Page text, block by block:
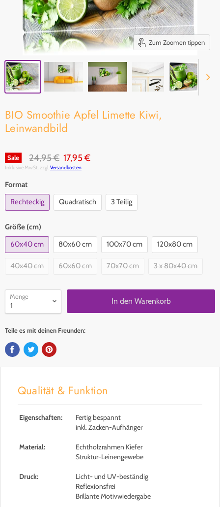
Zum Zoomen tippen
BIO Smoothie Apfel Limette Kiwi,
Leinwandbild
Sale Original Preis
24,95 € Aktueller Preis
17,95 €
Inklusive MwSt. zzgl.Versandkosten
Format
Rechteckig
Quadratisch 3 Teilig
Größe (cm)
60x40 cm
80x60 cm 100x70 cm 120x80 cm
40x40 cm 60x60 cm 70x70 cm 3 x 80x40 cm
Menge
In den Warenkorb
Teile es mit deinen Freunden:
Qualität & Funktion
Eigenschaften:
Fertig bespannt
inkl. Zacken-Aufhänger
Material:
Echtholzrahmen Kiefer
Struktur-Leinengewebe
Druck:
Licht- und UV-beständig
Reflexionsfrei
Brillante Motivwiedergabe